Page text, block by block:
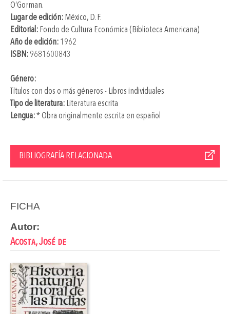
O’Gorman.
Lugar de edición: México, D. F.
Editorial: Fondo de Cultura Económica (Biblioteca Americana)
Año de edición: 1962
ISBN: 9681600843
Género:
Títulos con dos o más géneros - Libros individuales
Tipo de literatura: Literatura escrita
Lengua:* Obra originalmente escrita en español
BIBLIOGRAFÍA RELACIONADA
FICHA
Autor:
Acosta, José de